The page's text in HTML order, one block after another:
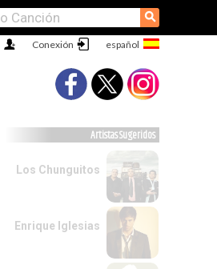
⚲
Conexión
Artistas Sugeridos
Los Chunguitos
Enrique Iglesias